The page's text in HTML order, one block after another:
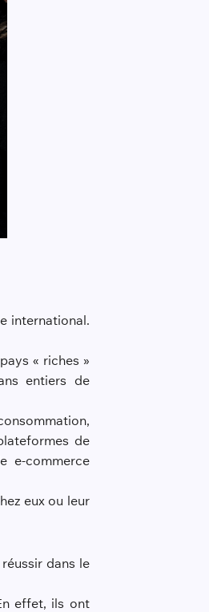
international.
« riches »
entiers de
de
e-commerce
eux ou leur
dans le
effet, ils ont